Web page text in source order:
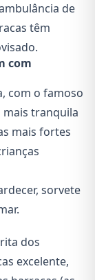
de
têm
com
com o famoso
mais tranquila
mais fortes
sorvete
dos
excelente,